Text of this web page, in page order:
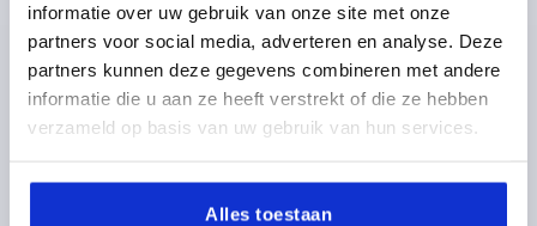
informatie over uw gebruik van onze site met onze
partners voor social media, adverteren en analyse. Deze
partners kunnen deze gegevens combineren met andere
informatie die u aan ze heeft verstrekt of die ze hebben
verzameld op basis van uw gebruik van hun services.
Alles toestaan
VEERSCHARNIER VEER SLUITEND, MET BORING A=40,
B=120, VORM:B, RVS A2 BLANK
UITVOERING 1=VEER SLUITEND
LENGTE=40
BREEDTE=120
VORM=B
K1175.14012011